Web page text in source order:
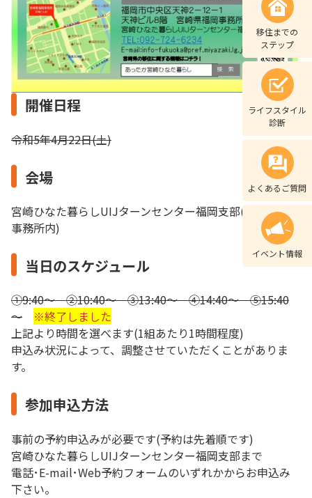
開催日程
令和5年4月22日(土)
会場
宮崎ひなた暮らしUIJターンセンター福岡支部(宮崎県福岡
事務所内)
当日のスケジュール
①9:40～ ②10:40～ ③13:40～ ④14:40～ ⑤15:40
～
※終了しました
上記より時間を選べます(1組あたり1時間程度)
申込み状況によって、調整させていただくことがありま
す。
参加申込方法
事前の予約申込みが必要です(予約は先着順です)
宮崎ひなた暮らしUIJターンセンター福岡支部まで
電話･E-mail･Web予約フォームのいずれかからお申込み
下さい。
移住までの
ステップ
ライフスタイル
診断
よくあるご質問
イベント情報